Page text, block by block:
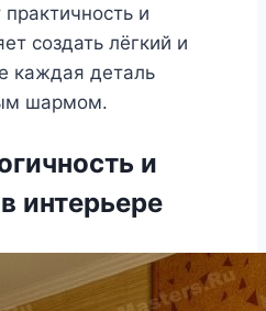
и
создать лёгкий и
каждая деталь
шармом.
и
интерьере